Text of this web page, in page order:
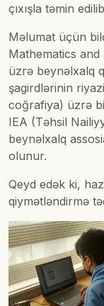
çıxışla təmin
Məlumat üçün
Mathematics
üzrə beynəlxalq
şagirdlərinin
coğrafiya) üzrə
IEA (Təhsil
beynəlxalq
olunur.
Qeyd edək ki,
qiymətləndirmə